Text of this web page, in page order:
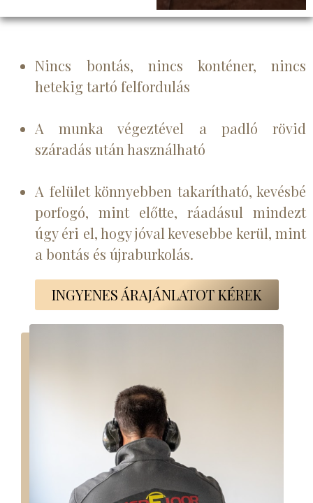
Nincs bontás, nincs konténer, nincs
hetekig tartó felfordulás
A munka végeztével a padló rövid
száradás után használható
A felület könnyebben takarítható, kevésbé
porfogó, mint előtte, ráadásul mindezt
úgy éri el, hogy jóval kevesebbe kerül, mint
a bontás és újraburkolás.
INGYENES ÁRAJÁNLATOT KÉREK